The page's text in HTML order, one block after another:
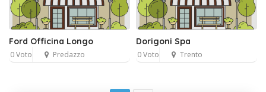
Ford Officina Longo
0 Voto Predazzo
Dorigoni Spa
0 Voto Trento